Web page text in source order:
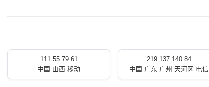
111.55.79.61
中国 山西 移动
219.137.140.84
中国 广东 广州 天河区 电信